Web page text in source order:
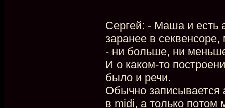
Сергей: - Маша и есть
заранее в
- ни больше, ни
И о каком-то
было и речи.
Обычно записывается
в midi, а только потом